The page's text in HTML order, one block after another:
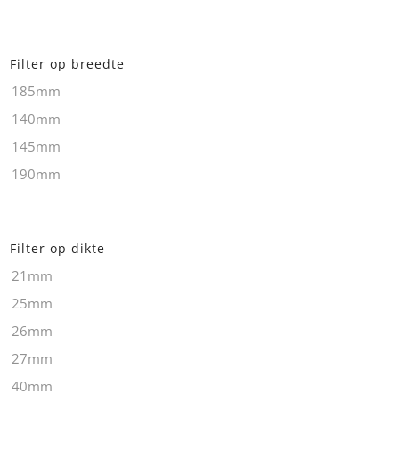
Filter op breedte
185mm
140mm
145mm
190mm
Filter op dikte
21mm
25mm
26mm
27mm
40mm